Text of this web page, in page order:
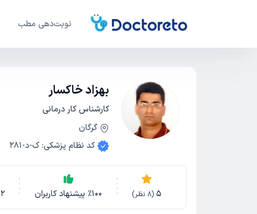
نوبت‌دهی مطب
بهزاد خاکسار
کارشناس کار درمانی
گرگان
کد نظام پزشکی:ک-د-281
5
(
8نظر) ٪100 پیشنهاد کاربران 2